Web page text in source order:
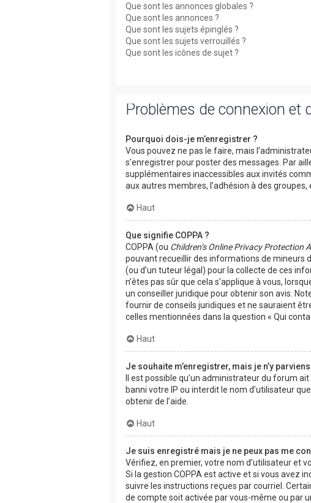
Que sont les annonces globales ?
Que sont les annonces ?
Que sont les sujets épinglés ?
Que sont les sujets verrouillés ?
Que sont les icônes de sujet ?
Problèmes de connexion et
Pourquoi dois-je m’enregistrer ?
Vous pouvez ne pas le faire, mais
s’enregistrer pour poster des messages. Par
supplémentaires inaccessibles aux invités
aux autres membres, l’adhésion à des
Haut
Que signifie COPPA ?
COPPA (ou Children’s Online Privacy Protection
pouvant recueillir des informations de mineurs
(ou d’un tuteur légal) pour la collecte de ces
n’êtes pas sûr que cela s’applique à vous,
un conseiller juridique pour obtenir son avis.
fournir de conseils juridiques et ne sauraient
celles mentionnées dans la question « Qui
Haut
Je souhaite m’enregistrer, mais je n’y
Il est possible qu’un administrateur du forum
banni votre IP ou interdit le nom d’utilisateur
obtenir de l’aide.
Haut
Je suis enregistré mais je ne peux pas me
Vérifiez, en premier, votre nom d’utilisateur et
Si la gestion COPPA est active et si vous avez
suivre les instructions reçues par courriel.
de compte soit activée par vous-même ou par